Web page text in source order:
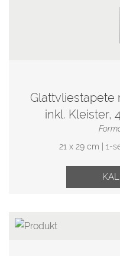
Glattvliestapete
inkl. Kleister,
21 x 29 cm | 1-